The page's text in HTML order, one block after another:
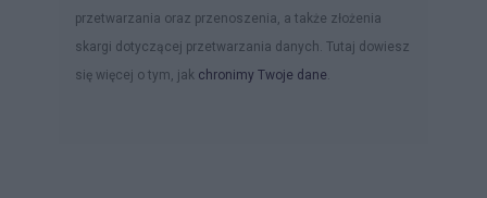
przetwarzania oraz przenoszenia, a także złożenia
skargi dotyczącej przetwarzania danych. Tutaj dowiesz
się więcej o tym, jak chronimy Twoje dane.